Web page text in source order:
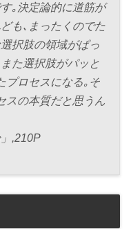
｡決定論的に道筋が
も､まったくのでた
択肢の領域がぱっ
た選択肢がパッと
プロセスになる｡そ
スの本質だと思うん
,210P